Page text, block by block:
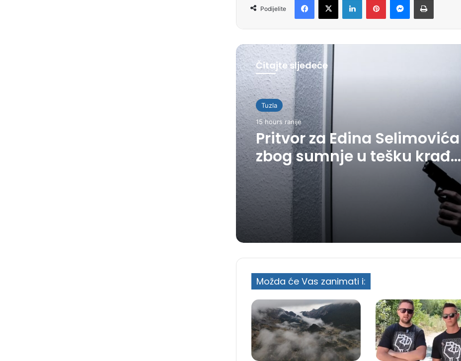
Podijelite
Čitajte sljedeće
Tuzla
15 hours ranije
Pritvor za Edina Selimovića
zbog sumnje u tešku krađu
u Tuzli
Možda će Vas zanimati i: